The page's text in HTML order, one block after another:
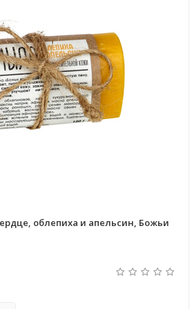
облепиха и апельсин, Божьи